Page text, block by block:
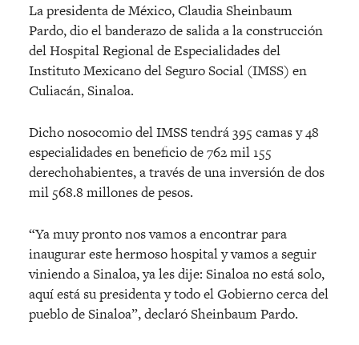
La presidenta de México, Claudia Sheinbaum
Pardo, dio el banderazo de salida a la construcción
del Hospital Regional de Especialidades del
Instituto Mexicano del Seguro Social (IMSS) en
Culiacán, Sinaloa.
Dicho nosocomio del IMSS tendrá 395 camas y 48
especialidades en beneficio de 762 mil 155
derechohabientes, a través de una inversión de dos
mil 568.8 millones de pesos.
“Ya muy pronto nos vamos a encontrar para
inaugurar este hermoso hospital y vamos a seguir
viniendo a Sinaloa, ya les dije: Sinaloa no está solo,
aquí está su presidenta y todo el Gobierno cerca del
pueblo de Sinaloa”, declaró Sheinbaum Pardo.